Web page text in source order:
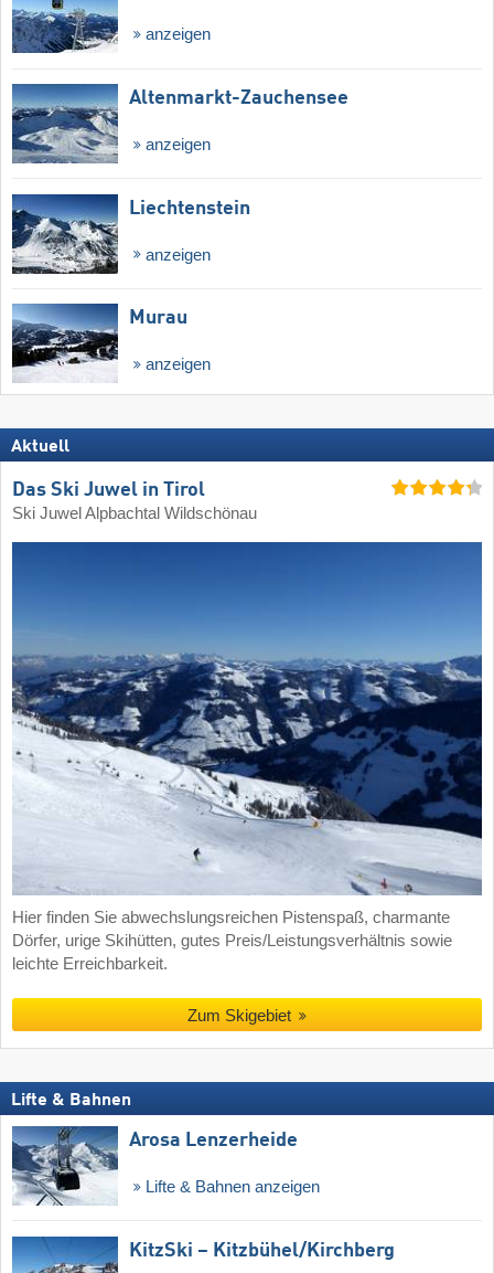
anzeigen
Altenmarkt-Zauchensee
anzeigen
Liechtenstein
anzeigen
Murau
anzeigen
Aktuell
Das Ski Juwel in Tirol
Ski Juwel Alpbachtal Wildschönau
Hier finden Sie abwechslungsreichen Pistenspaß, charmante
Dörfer, urige Skihütten, gutes Preis/Leistungsverhältnis sowie
leichte Erreichbarkeit.
Zum Skigebiet
Lifte & Bahnen
Arosa Lenzerheide
Lifte & Bahnen anzeigen
KitzSki – Kitzbühel/​Kirchberg